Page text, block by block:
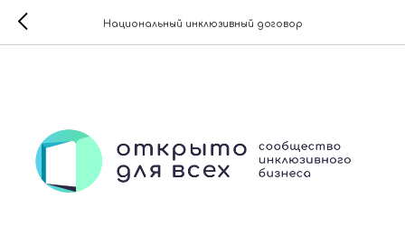
Национальный инклюзивный договор